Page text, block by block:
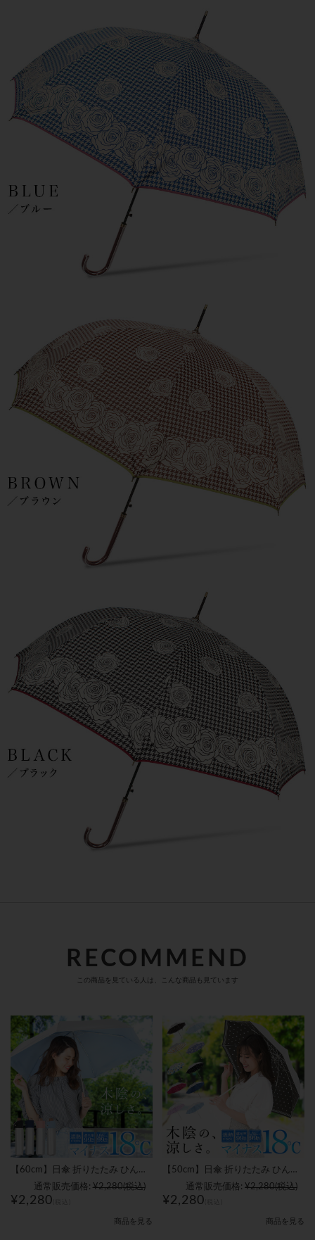
この商品を見ている人は、こんな商品も見ています
【60cm】日傘 折りたたみ ひんやりマイナス18℃を実現 晴雨兼用｜メンズ・レディース
通常販売価格: ¥2,280(税込)
¥2,280
商品を見る
【50cm】日傘 折りたたみ ひんやりマイナス18℃ 軽量モデル 花柄/総柄｜レディース
通常販売価格: ¥2,280(税込)
¥2,280
商品を見る